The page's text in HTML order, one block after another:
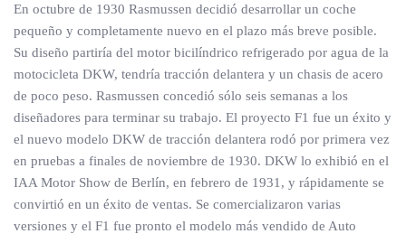
En octubre de 1930 Rasmussen decidió desarrollar un coche
pequeño y completamente nuevo en el plazo más breve posible.
Su diseño partiría del motor bicilíndrico refrigerado por agua de la
motocicleta DKW, tendría tracción delantera y un chasis de acero
de poco peso. Rasmussen concedió sólo seis semanas a los
diseñadores para terminar su trabajo. El proyecto F1 fue un éxito y
el nuevo modelo DKW de tracción delantera rodó por primera vez
en pruebas a finales de noviembre de 1930. DKW lo exhibió en el
IAA Motor Show de Berlín, en febrero de 1931, y rápidamente se
convirtió en un éxito de ventas. Se comercializaron varias
versiones y el F1 fue pronto el modelo más vendido de Auto